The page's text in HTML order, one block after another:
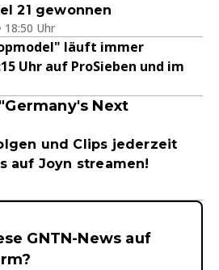
21 gewonnen
18:50 Uhr
läuft immer
Uhr auf ProSieben und im
Next
und Clips jederzeit
auf Joyn streamen!
&
GNTN-News auf